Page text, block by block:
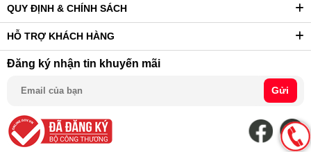
QUY ĐỊNH & CHÍNH SÁCH
HỖ TRỢ KHÁCH HÀNG
Đăng ký nhận tin khuyến mãi
Gửi